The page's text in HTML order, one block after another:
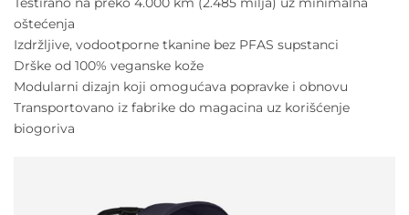
oštećenja
Izdržljive, vodootporne tkanine bez PFAS supstanci
Drške od 100% veganske kože
Modularni dizajn koji omogućava popravke i obnovu
Transportovano iz fabrike do magacina uz korišćenje
biogoriva